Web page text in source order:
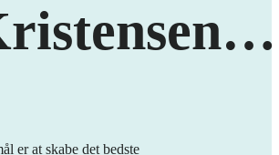
…
er at skabe det bedste